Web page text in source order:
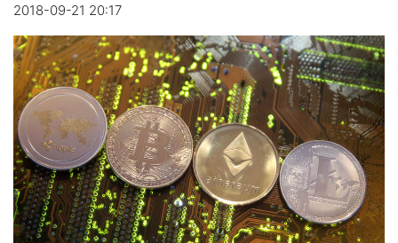
2018-09-21 20:17